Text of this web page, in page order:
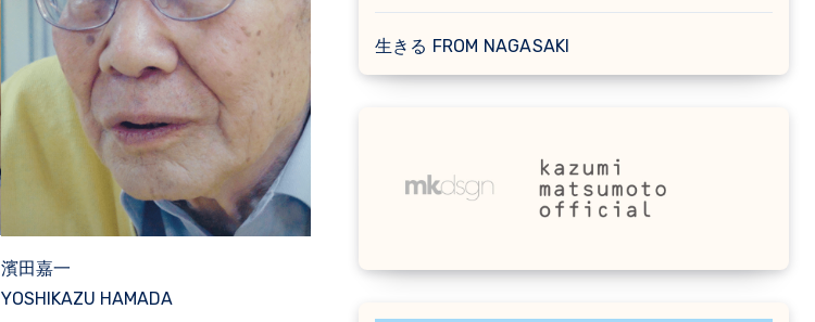
濱田嘉一
YOSHIKAZU HAMADA
生きる FROM NAGASAKI